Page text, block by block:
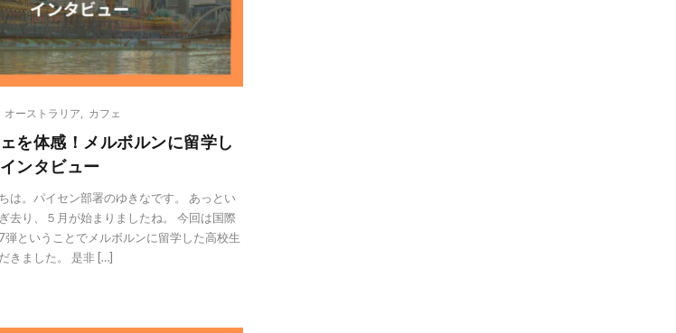
オーストラリア カフェ
を体感！メルボルンに留学し
ンタビュー
は。パイセン部署のゆきなです。 あっとい
去り、５月が始まりましたね。 今回は国際
弾ということでメルボルンに留学した高校生
きました。 是非 […]